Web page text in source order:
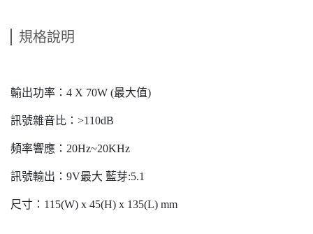
規格說明
輸出功率：4 X 70W (最大值)
訊號雜音比：>110dB
頻率響應：20Hz~20KHz
訊號輸出：9V最大 藍芽:5.1
尺寸：115(W) x 45(H) x 135(L) mm